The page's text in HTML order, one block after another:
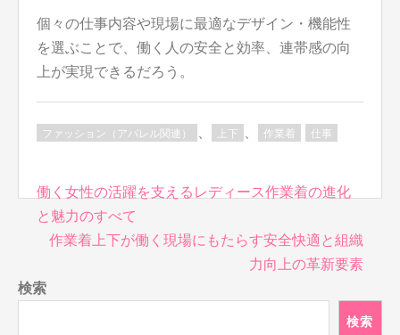
個々の仕事内容や現場に最適なデザイン・機能性
を選ぶことで、働く人の安全と効率、連帯感の向
上が実現できるだろう。
ファッション（アパレル関連） 上下 作業着 仕事
投
稿
ナ
ゲ
ー
働く女性の活躍を支えるレディース作業着の進化
と魅力のすべて
作業着上下が働く現場にもたらす安全快適と組織
力向上の革新要素
検索
検索